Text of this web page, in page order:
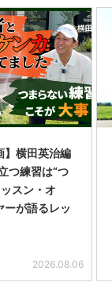
】横田英治編
つ練習は“つ
スン・オ
ーが語るレッ
2026.08.06